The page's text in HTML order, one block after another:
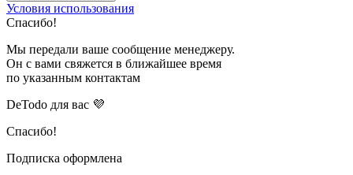
Условия использования
Спасибо!
Мы передали ваше сообщение менеджеру.
Он с вами свяжется в ближайшее время
по указанным контактам
DeTodo для вас 💜
Спасибо!
Подписка оформлена